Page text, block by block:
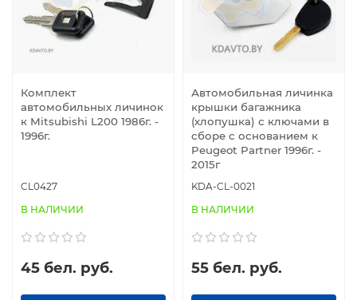
Комплект
автомобильных личинок
к Mitsubishi L200 1986г. -
1996г.
CL0427
В НАЛИЧИИ
45 бел. руб.
Автомобильная личинка
крышки багажника
(хлопушка) с ключами в
сборе с основанием к
Peugeot Partner 1996г. -
2015г
KDA-CL-0021
В НАЛИЧИИ
55 бел. руб.